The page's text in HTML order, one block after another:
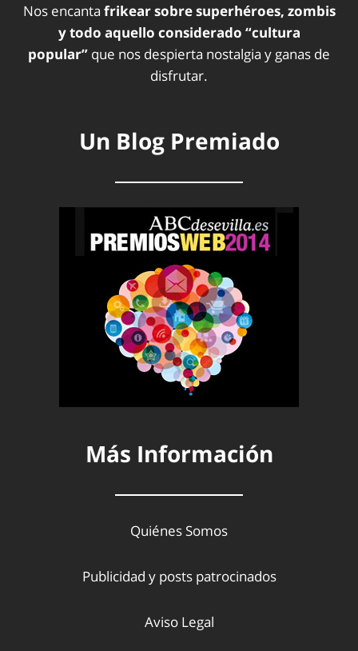
Nos encanta frikear sobre superhéroes, zombis
y todo aquello considerado “cultura
popular” que nos despierta nostalgia y ganas de
disfrutar.
Un Blog Premiado
Más Información
Quiénes Somos
Publicidad y posts patrocinados
Aviso Legal